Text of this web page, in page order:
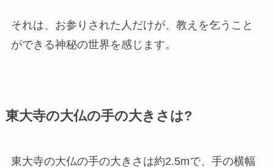
それは、お参りされた人だけが、教えを乞うこと
ができる神秘の世界を感じます。
東大寺の大仏の手の大きさは?
東大寺の大仏の手の大きさは約2.5mで、手の横幅